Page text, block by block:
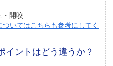
・開咬
いてはこちらも参考にしてく
イントはどう違うか？